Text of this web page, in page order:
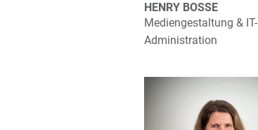
HENRY BOSSE
Mediengestaltung & IT-
Administration